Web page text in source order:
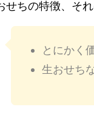
せちの特徴、そ
とにかく
生おせち